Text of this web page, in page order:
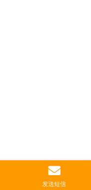
发送短信